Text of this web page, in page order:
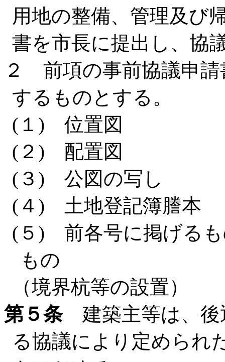
用地の整備、管理及び
書を市長に提出し、協
２ 前項の事前協議申請
するものとする。
(１) 位置図
(２) 配置図
(３) 公図の写し
(４) 土地登記簿謄本
(５) 前各号に掲げるも
もの
（境界杭等の設置）
第５条建築主等は、後
る協議により定められ